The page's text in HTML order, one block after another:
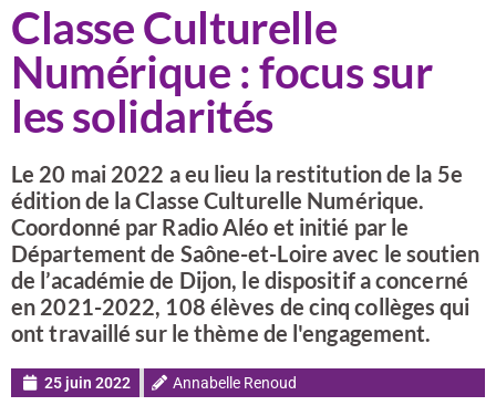
Classe Culturelle
Numérique : focus sur
les solidarités
Le 20 mai 2022 a eu lieu la restitution de la 5e
édition de la Classe Culturelle Numérique.
Coordonné par Radio Aléo et initié par le
Département de Saône-et-Loire avec le soutien
de l’académie de Dijon, le dispositif a concerné
en 2021-2022, 108 élèves de cinq collèges qui
ont travaillé sur le thème de l'engagement.
25 juin 2022 Annabelle Renoud